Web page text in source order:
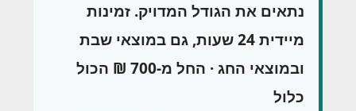
נתאים את הגודל המדויק. זמינות
מיידית 24 שעות, גם במוצאי שבת
ובמוצאי החג · החל מ-700 ₪ הכול
כלול